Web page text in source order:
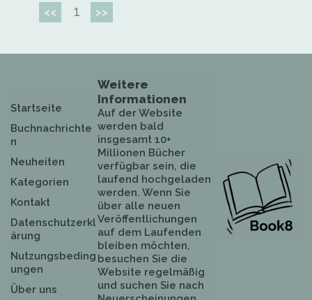
<< 1 >>
Startseite
Buchnachrichte
n
Neuheiten
Kategorien
Kontakt
Datenschutzerkl
ärung
Nutzungsbeding
ungen
Über uns
Weitere
Informationen
Auf der Website
werden bald
insgesamt 10+
Millionen Bücher
verfügbar sein, die
laufend hochgeladen
werden. Wenn Sie
über alle neuen
Veröffentlichungen
auf dem Laufenden
bleiben möchten,
besuchen Sie die
Website regelmäßig
und suchen Sie nach